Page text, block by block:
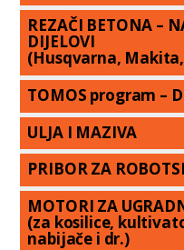
REZAČI BETONA –
DIJELOVI
(Husqvarna,
TOMOS program –
ULJA I MAZIVA
PRIBOR ZA
MOTORI ZA
(za kosilice,
nabijače i dr.)